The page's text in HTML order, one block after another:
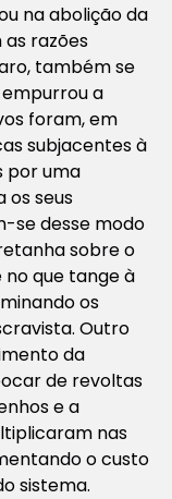
na abolição da
razões
também se
a
foram, em
subjacentes à
por uma
os seus
se desse modo
sobre o
que tange à
os
Outro
da
de revoltas
e a
nas
o custo
sistema.